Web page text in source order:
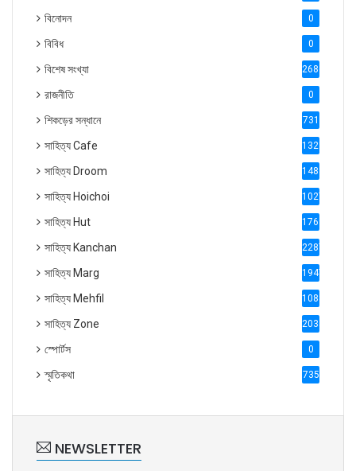
বিনোদন 0
বিবিধ 0
বিশেষ সংখ্যা 2686
রাজনীতি 0
শিকড়ের সন্ধানে 731
সাহিত্য Cafe 1321
সাহিত্য Droom 1488
সাহিত্য Hoichoi 1027
সাহিত্য Hut 1769
সাহিত্য Kanchan 2287
সাহিত্য Marg 1947
সাহিত্য Mehfil 1088
সাহিত্য Zone 2035
স্পোর্টস 0
স্মৃতিকথা 735
NEWSLETTER